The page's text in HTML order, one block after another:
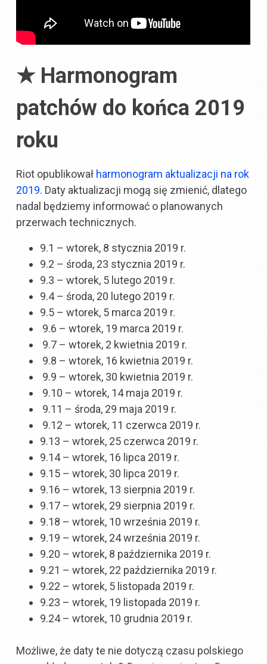
★ Harmonogram
patchów do końca 2019
roku
Riot opublikował harmonogram aktualizacji na rok
2019. Daty aktualizacji mogą się zmienić, dlatego
nadal będziemy informować o planowanych
przerwach technicznych.
9.1 – wtorek, 8 stycznia 2019 r.
9.2 – środa, 23 stycznia 2019 r.
9.3 – wtorek, 5 lutego 2019 r.
9.4 – środa, 20 lutego 2019 r.
9.5 – wtorek, 5 marca 2019 r.
9.6 – wtorek, 19 marca 2019 r.
9.7 – wtorek, 2 kwietnia 2019 r.
9.8 – wtorek, 16 kwietnia 2019 r.
9.9 – wtorek, 30 kwietnia 2019 r.
9.10 – wtorek, 14 maja 2019 r.
9.11 – środa, 29 maja 2019 r.
9.12 – wtorek, 11 czerwca 2019 r.
9.13 – wtorek, 25 czerwca 2019 r.
9.14 – wtorek, 16 lipca 2019 r.
9.15 – wtorek, 30 lipca 2019 r.
9.16 – wtorek, 13 sierpnia 2019 r.
9.17 – wtorek, 29 sierpnia 2019 r.
9.18 – wtorek, 10 września 2019 r.
9.19 – wtorek, 24 września 2019 r.
9.20 – wtorek, 8 października 2019 r.
9.21 – wtorek, 22 października 2019 r.
9.22 – wtorek, 5 listopada 2019 r.
9.23 – wtorek, 19 listopada 2019 r.
9.24 – wtorek, 10 grudnia 2019 r.
Możliwe, że daty te nie dotyczą czasu polskiego